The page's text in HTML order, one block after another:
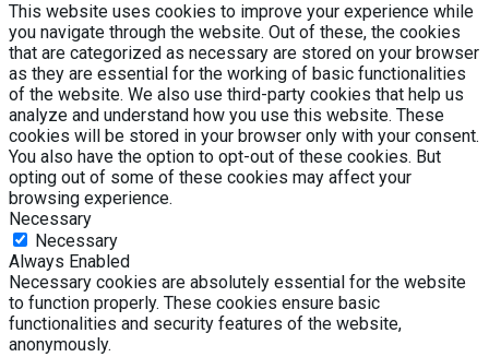
This website uses cookies to improve your experience while
you navigate through the website. Out of these, the cookies
that are categorized as necessary are stored on your browser
as they are essential for the working of basic functionalities
of the website. We also use third-party cookies that help us
analyze and understand how you use this website. These
cookies will be stored in your browser only with your consent.
You also have the option to opt-out of these cookies. But
opting out of some of these cookies may affect your
browsing experience.
Necessary
Necessary
Always Enabled
Necessary cookies are absolutely essential for the website
to function properly. These cookies ensure basic
functionalities and security features of the website,
anonymously.